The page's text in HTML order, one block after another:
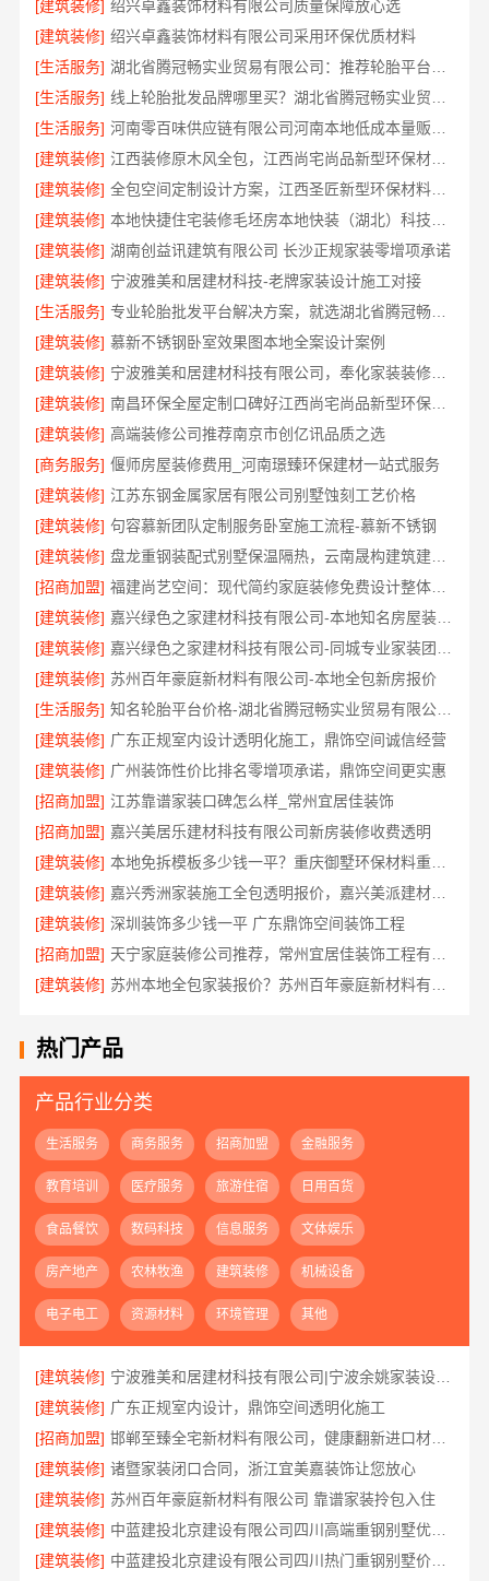
[建筑装修] 绍兴卓鑫装饰材料有限公司质量保障放心选
[建筑装修] 绍兴卓鑫装饰材料有限公司采用环保优质材料
[生活服务]
[生活服务]
[生活服务]
[建筑装修]
江西装修原木风全包，江西尚宅尚品新型环保材料有限公司
[建筑装修]
全包空间定制设计方案，江西圣匠新型环保材料有限公司
[建筑装修]
[建筑装修] 湖南创益讯建筑有限公司 长沙正规家装零增项承诺
[建筑装修] 宁波雅美和居建材科技-老牌家装设计施工对接
[生活服务]
专业轮胎批发平台解决方案，就选湖北省腾冠畅实业贸易有限公司
[建筑装修] 慕新不锈钢卧室效果图本地全案设计案例
[建筑装修]
宁波雅美和居建材科技有限公司，奉化家装装修线下门店地址
[建筑装修]
南昌环保全屋定制口碑好江西尚宅尚品新型环保材料有限公司
[建筑装修] 高端装修公司推荐南京市创亿讯品质之选
[商务服务] 偃师房屋装修费用_河南璟臻环保建材一站式服务
[建筑装修] 江苏东钢金属家居有限公司别墅蚀刻工艺价格
[建筑装修] 句容慕新团队定制服务卧室施工流程-慕新不锈钢
[建筑装修]
盘龙重钢装配式别墅保温隔热，云南晟构建筑建材有限公司
[招商加盟]
福建尚艺空间：现代简约家庭装修免费设计整体落地
[建筑装修]
嘉兴绿色之家建材科技有限公司-本地知名房屋装修服务环保
[建筑装修]
[建筑装修] 苏州百年豪庭新材料有限公司-本地全包新房报价
[生活服务]
知名轮胎平台价格-湖北省腾冠畅实业贸易有限公司批发底价直供
[建筑装修] 广东正规室内设计透明化施工，鼎饰空间诚信经营
[建筑装修] 广州装饰性价比排名零增项承诺，鼎饰空间更实惠
[招商加盟] 江苏靠谱家装口碑怎么样_常州宜居佳装饰
[招商加盟] 嘉兴美居乐建材科技有限公司新房装修收费透明
[建筑装修]
本地免拆模板多少钱一平？重庆御墅环保材料重钢别墅
[建筑装修]
嘉兴秀洲家装施工全包透明报价，嘉兴美派建材科技有限公司闭口合同
[建筑装修] 深圳装饰多少钱一平 广东鼎饰空间装饰工程
[招商加盟]
[建筑装修]
热门产品
产品行业分类
生活服务 商务服务 招商加盟 金融服务
教育培训 医疗服务 旅游住宿 日用百货
食品餐饮 数码科技 信息服务 文体娱乐
房产地产 农林牧渔 建筑装修 机械设备
电子电工 资源材料 环境管理 其他
[建筑装修]
宁波雅美和居建材科技有限公司|宁波余姚家装设计到店咨询
[建筑装修] 广东正规室内设计，鼎饰空间透明化施工
[招商加盟]
邯郸至臻全宅新材料有限公司，健康翻新进口材料开启绿色人居
[建筑装修] 诸暨家装闭口合同，浙江宜美嘉装饰让您放心
[建筑装修] 苏州百年豪庭新材料有限公司 靠谱家装拎包入住
[建筑装修]
中蓝建投北京建设有限公司四川高端重钢别墅优选指南
[建筑装修]
中蓝建投北京建设有限公司四川热门重钢别墅价格参考